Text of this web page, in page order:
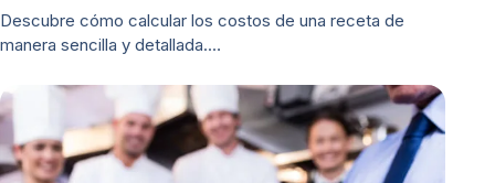
Descubre cómo calcular los costos de una receta de
manera sencilla y detallada.…